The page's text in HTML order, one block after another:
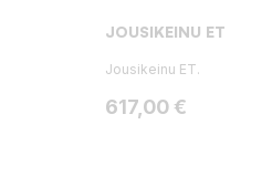
JOUSIKEINU ET
Jousikeinu ET.
Hinta
617,00 €